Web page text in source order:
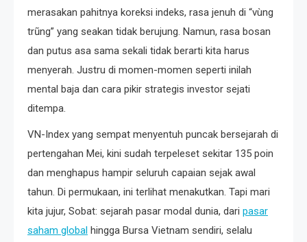
merasakan pahitnya koreksi indeks, rasa jenuh di “vùng
trũng” yang seakan tidak berujung. Namun, rasa bosan
dan putus asa sama sekali tidak berarti kita harus
menyerah. Justru di momen-momen seperti inilah
mental baja dan cara pikir strategis investor sejati
ditempa.
VN-Index yang sempat menyentuh puncak bersejarah di
pertengahan Mei, kini sudah terpeleset sekitar 135 poin
dan menghapus hampir seluruh capaian sejak awal
tahun. Di permukaan, ini terlihat menakutkan. Tapi mari
kita jujur, Sobat: sejarah pasar modal dunia, dari pasar
saham global hingga Bursa Vietnam sendiri, selalu